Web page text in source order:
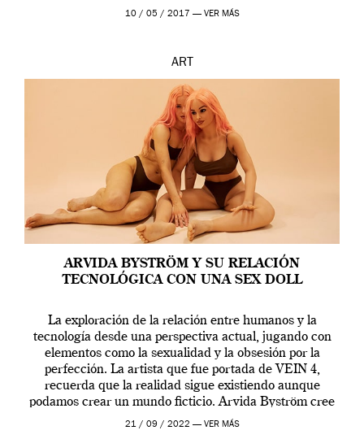
en una de las actuaciones más relevantes […]
10 / 05 / 2017 — VER MÁS
ART
ARVIDA BYSTRÖM Y SU RELACIÓN
TECNOLÓGICA CON UNA SEX DOLL
La exploración de la relación entre humanos y la
tecnología desde una perspectiva actual, jugando con
elementos como la sexualidad y la obsesión por la
perfección. La artista que fue portada de VEIN 4,
recuerda que la realidad sigue existiendo aunque
podamos crear un mundo ficticio. Arvida Byström cree
que los humanos tienen un complejo […]
21 / 09 / 2022 — VER MÁS